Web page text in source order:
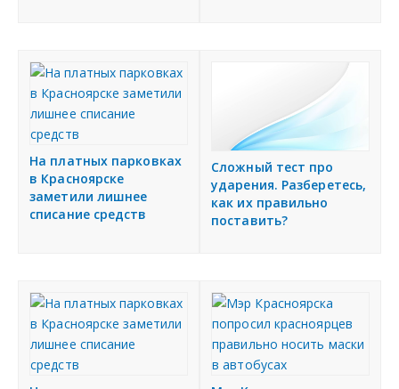
На платных парковках
в Красноярске
заметили лишнее
списание средств
Сложный тест про
ударения. Разберетесь,
как их правильно
поставить?